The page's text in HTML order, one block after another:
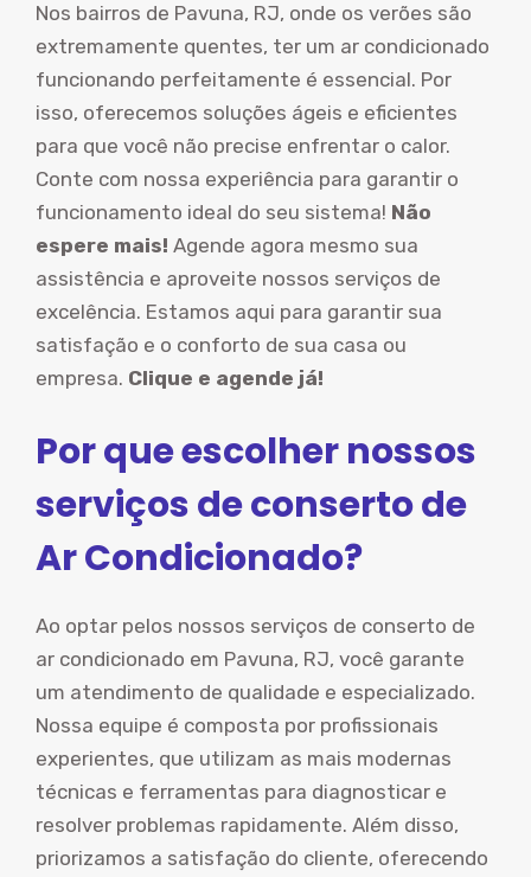
Nos bairros de Pavuna, RJ, onde os verões são
extremamente quentes, ter um ar condicionado
funcionando perfeitamente é essencial. Por
isso, oferecemos soluções ágeis e eficientes
para que você não precise enfrentar o calor.
Conte com nossa experiência para garantir o
funcionamento ideal do seu sistema! Não
espere mais! Agende agora mesmo sua
assistência e aproveite nossos serviços de
excelência. Estamos aqui para garantir sua
satisfação e o conforto de sua casa ou
empresa. Clique e agende já!
Por que escolher nossos
serviços de conserto de
Ar Condicionado?
Ao optar pelos nossos serviços de conserto de
ar condicionado em Pavuna, RJ, você garante
um atendimento de qualidade e especializado.
Nossa equipe é composta por profissionais
experientes, que utilizam as mais modernas
técnicas e ferramentas para diagnosticar e
resolver problemas rapidamente. Além disso,
priorizamos a satisfação do cliente, oferecendo